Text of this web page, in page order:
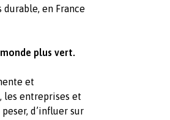
en France
plus vert.
et
les entreprises et
d’influer sur